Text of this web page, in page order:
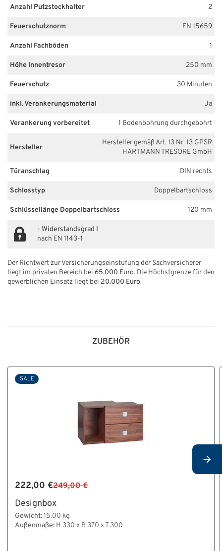
Anzahl Putzstockhalter 2
Feuerschutznorm EN 15659
Anzahl Fachböden 1
Höhe Innentresor 250 mm
Feuerschutz 30 Minuten
inkl. Verankerungsmaterial Ja
Verankerung vorbereitet 1 Bodenbohrung durchgebohrt
Hersteller
Hersteller gemäß Art. 13 Nr. 13 GPSR
HARTMANN TRESORE GmbH
Türanschlag DIN rechts
Schlosstyp Doppelbartschloss
Schlüssellänge Doppelbartschloss 120 mm
- Widerstandsgrad I
nach EN 1143-1
Der Richtwert zur Versicherungseinstufung der Sachversicherer
liegt im privaten Bereich bei 65.000 Euro. Die Höchstgrenze für den
gewerblichen Einsatz liegt bei 20.000 Euro.
ZUBEHÖR
SALE
222,00 €249,00 €
Designbox
Gewicht:15.00 kg
Außenmaße: H 330 x B 370 x T 300